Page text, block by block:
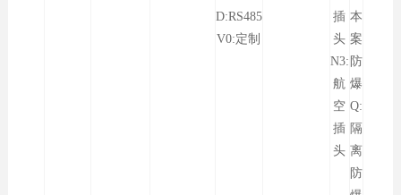
D:RS485
V0:定制
插
头
N3:
航
空
插
头
本
案
防
爆
Q:
隔
离
防